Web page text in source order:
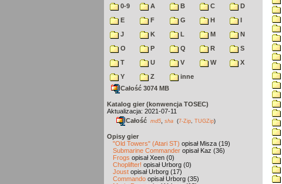
0-9 A B C
D
E
F G H
I
J
K L M
N
O
P Q R
S
T
U V W
X
Y
Z
inne
Całość 3074 MB
Katalog gier (konwencja TOSEC)
Aktualizacja: 2021-07-11
Całość md5 sha (7-Zip TUGZip)
Opisy gier
"Old Towers" (Atari ST) opisał Misza (19)
Submarine Commander opisał Kaz (36)
Frogs opisał Xeen (0)
Choplifter! opisał Urborg (0)
Joust opisał Urborg (17)
Commando opisał Urborg (35)